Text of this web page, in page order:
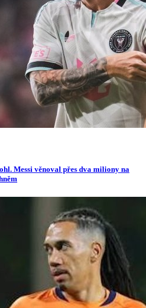
Messi věnoval přes dva miliony na